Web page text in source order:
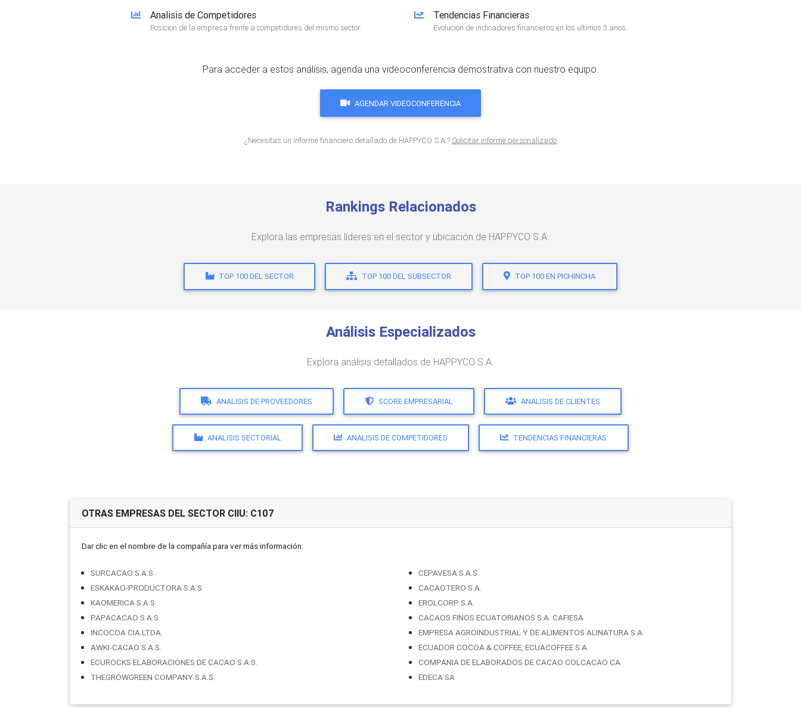
Analisis de Competidores
Posicion de la empresa frente a competidores del mismo sector.
Tendencias Financieras
Evolucion de indicadores financieros en los ultimos 3 anos.
Para acceder a estos análisis, agenda una videoconferencia demostrativa con nuestro equipo.
AGENDAR VIDEOCONFERENCIA
¿Necesitas un informe financiero detallado de HAPPYCO S.A.? Solicitar informe personalizado
Rankings Relacionados
Explora las empresas líderes en el sector y ubicación de HAPPYCO S.A.
TOP 100 DEL SECTOR TOP 100 DEL SUBSECTOR TOP 100 EN PICHINCHA
Análisis Especializados
Explora análisis detallados de HAPPYCO S.A.
ANALISIS DE PROVEEDORES SCORE EMPRESARIAL ANALISIS DE CLIENTES
ANALISIS SECTORIAL ANALISIS DE COMPETIDORES TENDENCIAS FINANCIERAS
OTRAS EMPRESAS DEL SECTOR CIIU: C107
Dar clic en el nombre de la compañí­a para ver más información:
SURCACAO S.A.S.
ESKAKAO-PRODUCTORA S.A.S.
KAOMERICA S.A.S.
PAPACACAO S.A.S.
INCOCOA CIA.LTDA.
AWKI-CACAO S.A.S.
ECUROCKS ELABORACIONES DE CACAO S.A.S.
THEGROWGREEN COMPANY S.A.S.
CEPAVESA S.A.S.
CACAOTERO S.A.
EROLCORP S.A.
CACAOS FINOS ECUATORIANOS S.A. CAFIESA
EMPRESA AGROINDUSTRIAL Y DE ALIMENTOS ALINATURA S.A.
ECUADOR COCOA & COFFEE, ECUACOFFEE S.A.
COMPANIA DE ELABORADOS DE CACAO COLCACAO CA
EDECA SA